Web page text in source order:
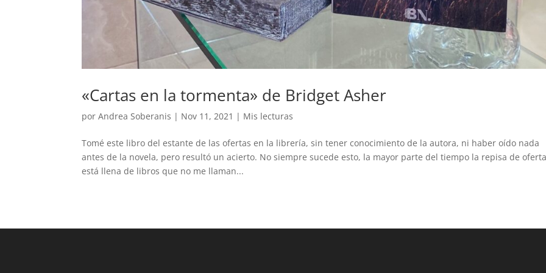
«Cartas en la tormenta» de Bridget Asher
porAndrea Soberanis | Nov 11, 2021 | Mis lecturas
Tomé este libro del estante de las ofertas en la librería, sin tener conocimiento de la autora, ni haber oído nada
antes de la novela, pero resultó un acierto. No siempre sucede esto, la mayor parte del tiempo la repisa de
está llena de libros que no me llaman...